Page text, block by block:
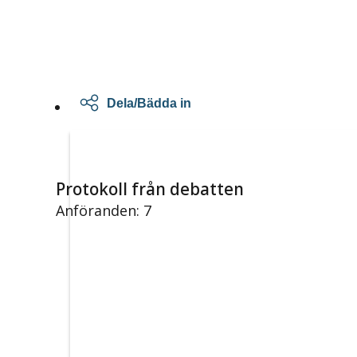
Dela/Bädda in
Protokoll från debatten
Anföranden: 7